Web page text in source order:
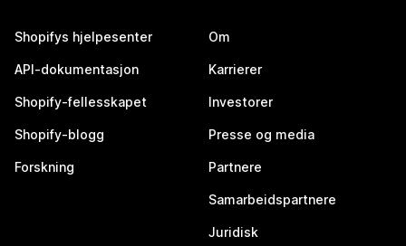
Shopifys hjelpesenter
API-dokumentasjon
Shopify-fellesskapet
Shopify-blogg
Forskning
Om
Karrierer
Investorer
Presse og media
Partnere
Samarbeidspartnere
Juridisk